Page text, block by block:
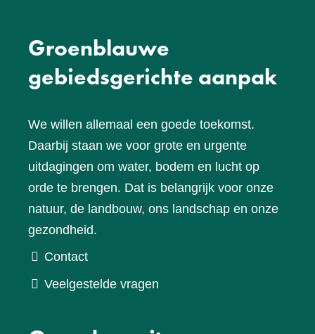
Groenblauwe
gebiedsgerichte aanpak
We willen allemaal een goede toekomst.
Daarbij staan we voor grote en urgente
uitdagingen om water, bodem en lucht op
orde te brengen. Dat is belangrijk voor onze
natuur, de landbouw, ons landschap en onze
gezondheid.
Contact
Veelgestelde vragen